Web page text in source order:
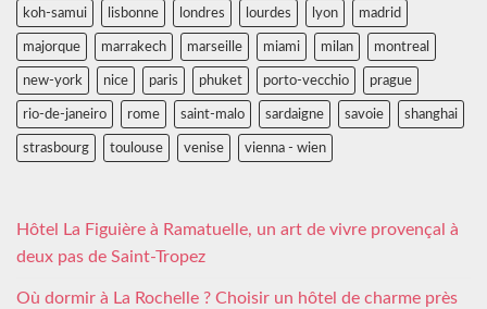
koh-samui lisbonne londres lourdes lyon madrid
majorque marrakech marseille miami milan montreal
new-york nice paris phuket porto-vecchio prague
rio-de-janeiro rome saint-malo sardaigne savoie shanghai
strasbourg toulouse venise vienna - wien
Hôtel La Figuière à Ramatuelle, un art de vivre provençal à
deux pas de Saint-Tropez
Où dormir à La Rochelle ? Choisir un hôtel de charme près